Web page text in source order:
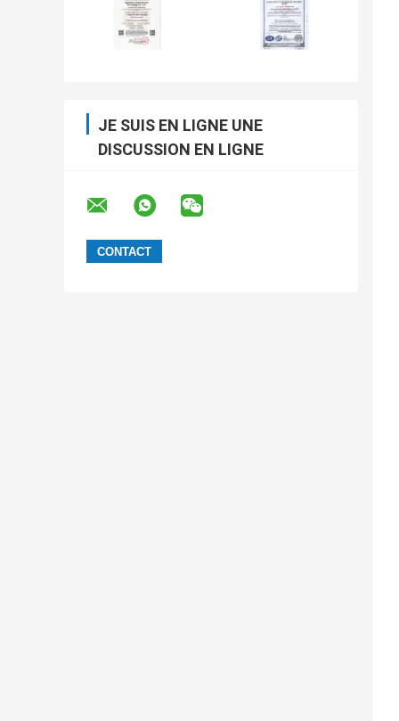
JE SUIS EN LIGNE UNE
DISCUSSION EN LIGNE